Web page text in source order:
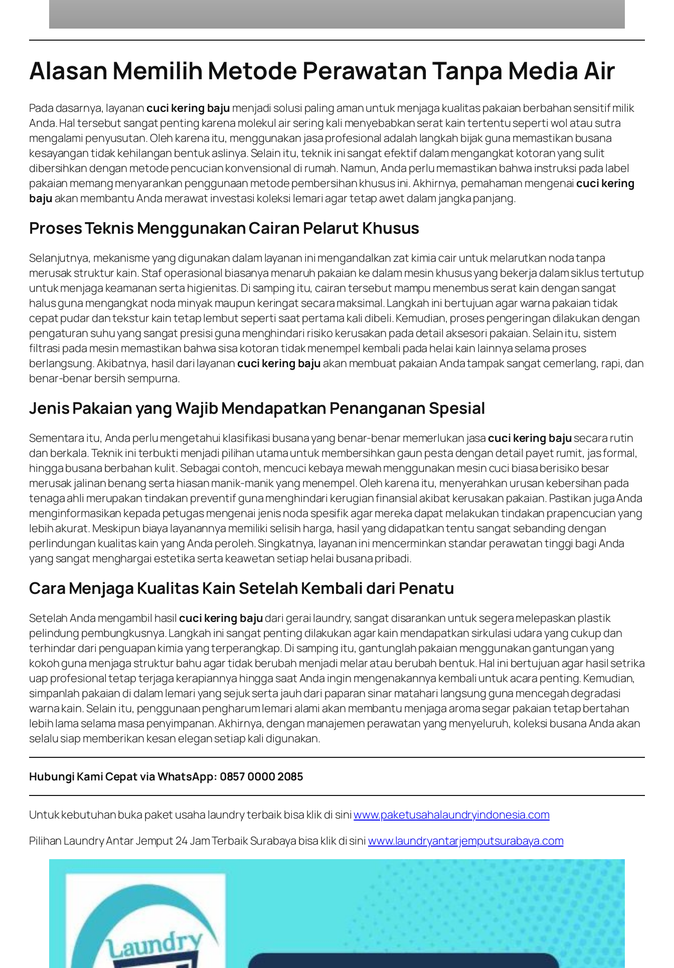
Alasan Memilih Metode Perawatan Tanpa Media Air
Pada dasarnya, layanan cuci kering baju menjadi solusi paling aman untuk menjaga kualitas pakaian berbahan sensitif milik
Anda. Hal tersebut sangat penting karena molekul air sering kali menyebabkan serat kain tertentu seperti wol atau sutra
mengalami penyusutan. Oleh karena itu, menggunakan jasa profesional adalah langkah bijak guna memastikan busana
kesayangan tidak kehilangan bentuk aslinya. Selain itu, teknik ini sangat efektif dalam mengangkat kotoran yang sulit
dibersihkan dengan metode pencucian konvensional di rumah. Namun, Anda perlu memastikan bahwa instruksi pada label
pakaian memang menyarankan penggunaan metode pembersihan khusus ini. Akhirnya, pemahaman mengenai cuci kering
baju akan membantu Anda merawat investasi koleksi lemari agar tetap awet dalam jangka panjang.
Proses Teknis Menggunakan Cairan Pelarut Khusus
Selanjutnya, mekanisme yang digunakan dalam layanan ini mengandalkan zat kimia cair untuk melarutkan noda tanpa
merusak struktur kain. Staf operasional biasanya menaruh pakaian ke dalam mesin khusus yang bekerja dalam siklus tertutup
untuk menjaga keamanan serta higienitas. Di samping itu, cairan tersebut mampu menembus serat kain dengan sangat
halus guna mengangkat noda minyak maupun keringat secara maksimal. Langkah ini bertujuan agar warna pakaian tidak
cepat pudar dan tekstur kain tetap lembut seperti saat pertama kali dibeli. Kemudian, proses pengeringan dilakukan dengan
pengaturan suhu yang sangat presisi guna menghindari risiko kerusakan pada detail aksesori pakaian. Selain itu, sistem
filtrasi pada mesin memastikan bahwa sisa kotoran tidak menempel kembali pada helai kain lainnya selama proses
berlangsung. Akibatnya, hasil dari layanan cuci kering baju akan membuat pakaian Anda tampak sangat cemerlang, rapi, dan
benar-benar bersih sempurna.
Jenis Pakaian yang Wajib Mendapatkan Penanganan Spesial
Sementara itu, Anda perlu mengetahui klasifikasi busana yang benar-benar memerlukan jasa cuci kering bajusecara rutin
dan berkala. Teknik ini terbukti menjadi pilihan utama untuk membersihkan gaun pesta dengan detail payet rumit, jas formal,
hingga busana berbahan kulit. Sebagai contoh, mencuci kebaya mewah menggunakan mesin cuci biasa berisiko besar
merusak jalinan benang serta hiasan manik-manik yang menempel. Oleh karena itu, menyerahkan urusan kebersihan pada
tenaga ahli merupakan tindakan preventif guna menghindari kerugian finansial akibat kerusakan pakaian. Pastikan juga Anda
menginformasikan kepada petugas mengenai jenis noda spesifik agar mereka dapat melakukan tindakan prapencucian yang
lebih akurat. Meskipun biaya layanannya memiliki selisih harga, hasil yang didapatkan tentu sangat sebanding dengan
perlindungan kualitas kain yang Anda peroleh. Singkatnya, layanan ini mencerminkan standar perawatan tinggi bagi Anda
yang sangat menghargai estetika serta keawetan setiap helai busana pribadi.
Cara Menjaga Kualitas Kain Setelah Kembali dari Penatu
Setelah Anda mengambil hasil cuci kering bajudari gerai laundry, sangat disarankan untuk segera melepaskan plastik
pelindung pembungkusnya. Langkah ini sangat penting dilakukan agar kain mendapatkan sirkulasi udara yang cukup dan
terhindar dari penguapan kimia yang terperangkap. Di samping itu, gantunglah pakaian menggunakan gantungan yang
kokoh guna menjaga struktur bahu agar tidak berubah menjadi melar atau berubah bentuk. Hal ini bertujuan agar hasil setrika
uap profesional tetap terjaga kerapiannya hingga saat Anda ingin mengenakannya kembali untuk acara penting. Kemudian,
simpanlah pakaian di dalam lemari yang sejuk serta jauh dari paparan sinar matahari langsung guna mencegah degradasi
warna kain. Selain itu, penggunaan pengharum lemari alami akan membantu menjaga aroma segar pakaian tetap bertahan
lebih lama selama masa penyimpanan. Akhirnya, dengan manajemen perawatan yang menyeluruh, koleksi busana Anda akan
selalu siap memberikan kesan elegan setiap kali digunakan.
Hubungi Kami Cepat via WhatsApp: 0857 0000 2085
Untuk kebutuhan buka paket usaha laundry terbaik bisa klik di siniwww.paketusahalaundryindonesia.com
Pilihan Laundry Antar Jemput 24 Jam Terbaik Surabaya bisa klik di sini www.laundryantarjemputsurabaya.com